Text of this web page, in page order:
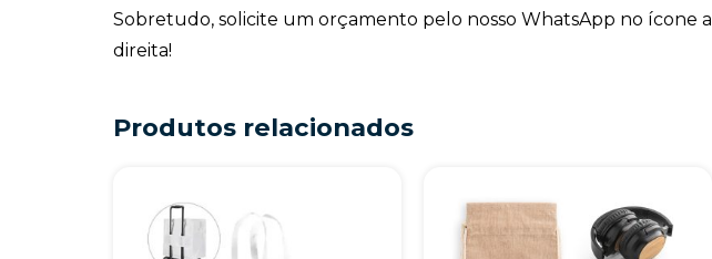
Sobretudo, solicite um orçamento pelo nosso WhatsApp no ícone a
direita!
Produtos relacionados